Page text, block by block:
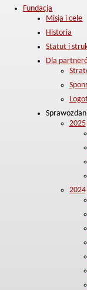
Fundacja
Misja i cele
Historia
Statut i
Dla
2025
2024